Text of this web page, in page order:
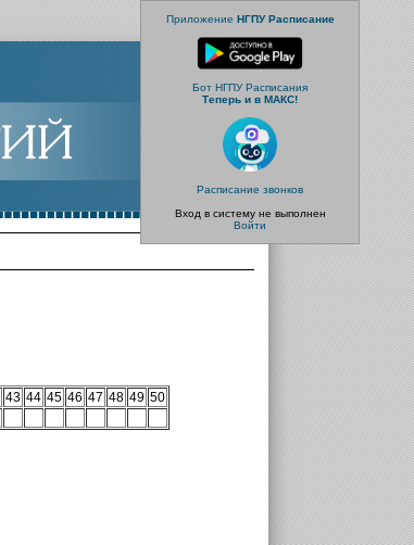
Приложение НГПУ Расписание
Бот НГПУ Расписания
Теперь и в МАКС!
Расписание звонков
Вход в систему не выполнен
Войти
43 44 45 46 47 48 49 50